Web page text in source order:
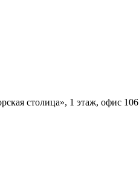
столица», 1 этаж, офис 106